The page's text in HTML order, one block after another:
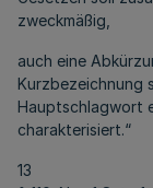
zweckmäßig,
auch eine
Kurzbezeichnung
Hauptschlagwort
charakterisiert.“
13